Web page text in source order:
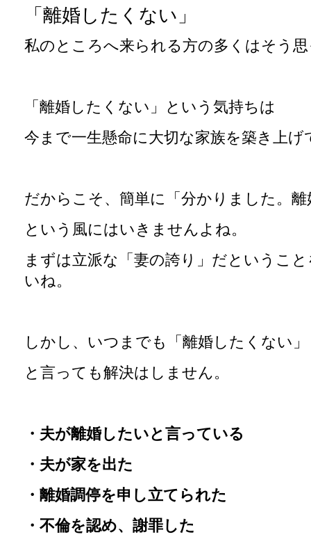
「離婚したくない」
私のところへ来られる方の多くはそう
「離婚したくない」という気持ちは
今まで一生懸命に大切な家族を築き上げ
だからこそ、簡単に「分かりました。
という風にはいきませんよね。
まずは立派な「妻の誇り」だというこ
いね。
しかし、いつまでも「離婚したくない
と言っても解決はしません。
・夫が離婚したいと言っている
・夫が家を出た
・離婚調停を申し立てられた
・不倫を認め、謝罪した